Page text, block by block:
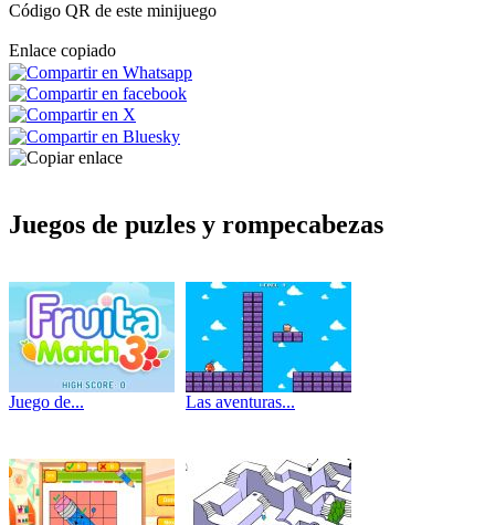
Código QR de este minijuego
Enlace copiado
Juegos de puzles y rompecabezas
Juego de... Las aventuras...